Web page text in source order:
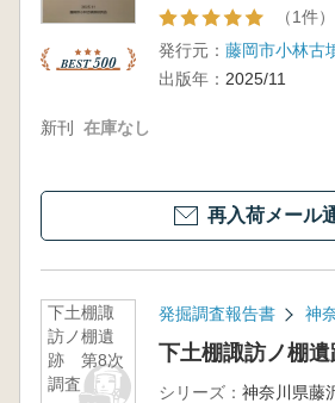
（1件）
発行元： 藤岡市小林古
出版年： 2025/11
新刊 在庫なし
再入荷メール
下土棚諏
訪ノ棚遺
跡 第8次
調査
発掘調査報告書 神
下土棚諏訪ノ棚
シリーズ：